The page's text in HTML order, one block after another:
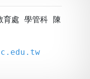
育處 學管科 陳